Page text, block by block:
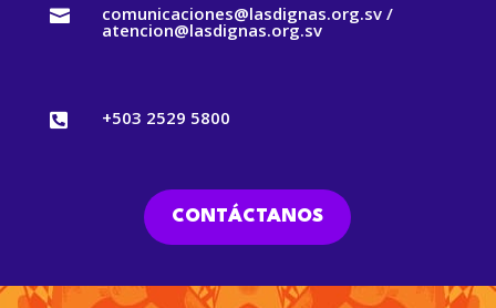
 comunicaciones@lasdignas.org.sv /
atencion@lasdignas.org.sv
 +503 2529 5800
CONTÁCTANOS